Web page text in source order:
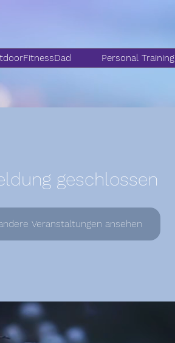
Personal Training
geschlossen
Veranstaltungen ansehen